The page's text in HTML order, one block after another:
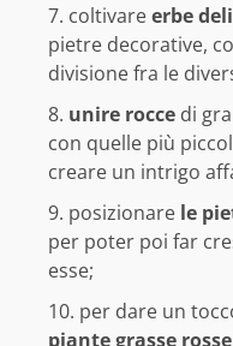
coltivareerbe
pietre decorative,
divisione fra le
unire rocce di
con quelle più
creare un intrigo
posizionare le
per poter poi far
esse;
per dare un
piante grasse rosse